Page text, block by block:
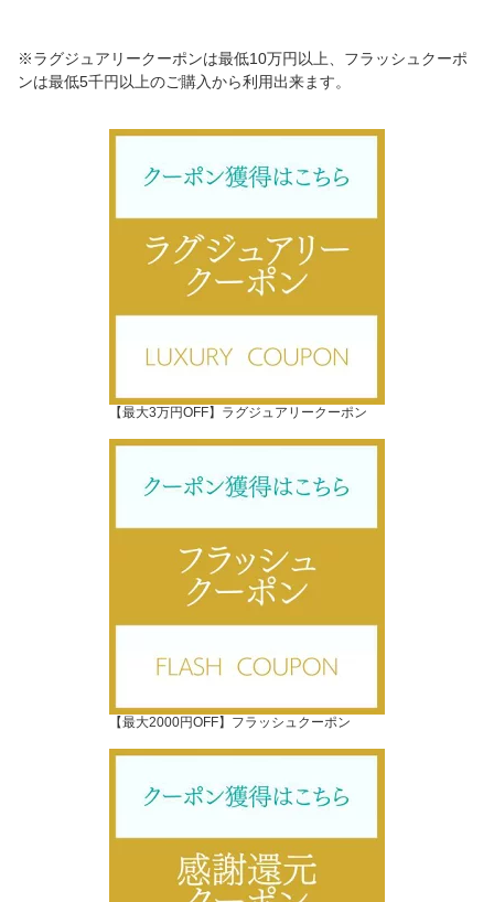
※ラグジュアリークーポンは最低10万円以上、フラッシュクーポ
ンは最低5千円以上のご購入から利用出来ます。
【最大3万円OFF】ラグジュアリークーポン
【最大2000円OFF】フラッシュクーポン